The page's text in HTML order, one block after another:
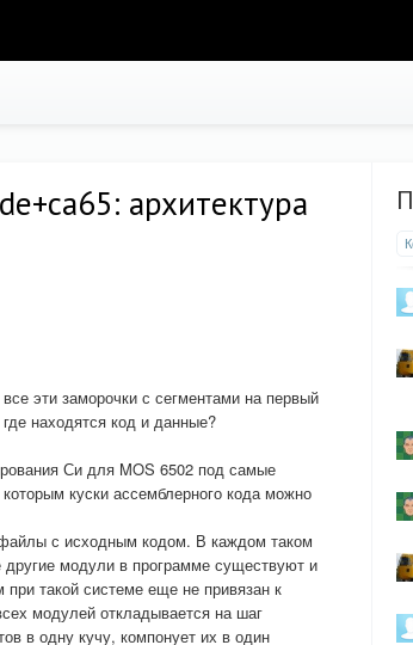
архитектура
эти заморочки с сегментами на первый
находятся код и данные?
Си для MOS 6502 под самые
куски ассемблерного кода можно
с исходным кодом. В каждом таком
модули в программе существуют и
такой системе еще не привязан к
модулей откладывается на шаг
в одну кучу, компонует их в один